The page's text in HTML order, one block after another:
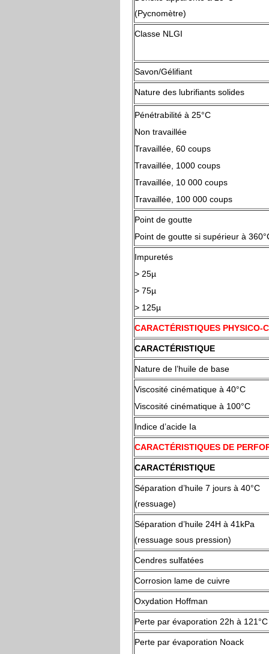
(Pycnomètre)
Classe NLGI
Savon/Gélifiant
Nature des lubrifiants solides
Pénétrabilité à
Non travaillée
Travaillée, 60 coups
Travaillée, 1000 coups
Travaillée, 10 000 coups
Travaillée, 100 000 coups
Point de goutte
Point de goutte si supérieur à
Impuretés
> 25µ
> 75µ
> 125µ
CARACTÉRISTIQUES PHYSICO-
CARACTÉRISTIQUE
Nature de l’huile de base
Viscosité cinématique à 40°C
Viscosité cinématique à 100°C
Indice d’acide Ia
CARACTÉRISTIQUES DE
CARACTÉRISTIQUE
Séparation d’huile 7 jours à 40°C
(ressuage)
Séparation d’huile 24H à 41kPa
(ressuage sous pression)
Cendres sulfatées
Corrosion lame de cuivre
Oxydation Hoffman
Perte par évaporation 22h à 121°C
Perte par évaporation Noack